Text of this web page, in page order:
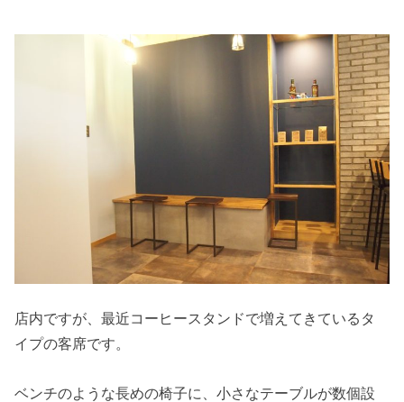
店内ですが、最近コーヒースタンドで増えてきているタ
イプの客席です。
ベンチのような長めの椅子に、小さなテーブルが数個設